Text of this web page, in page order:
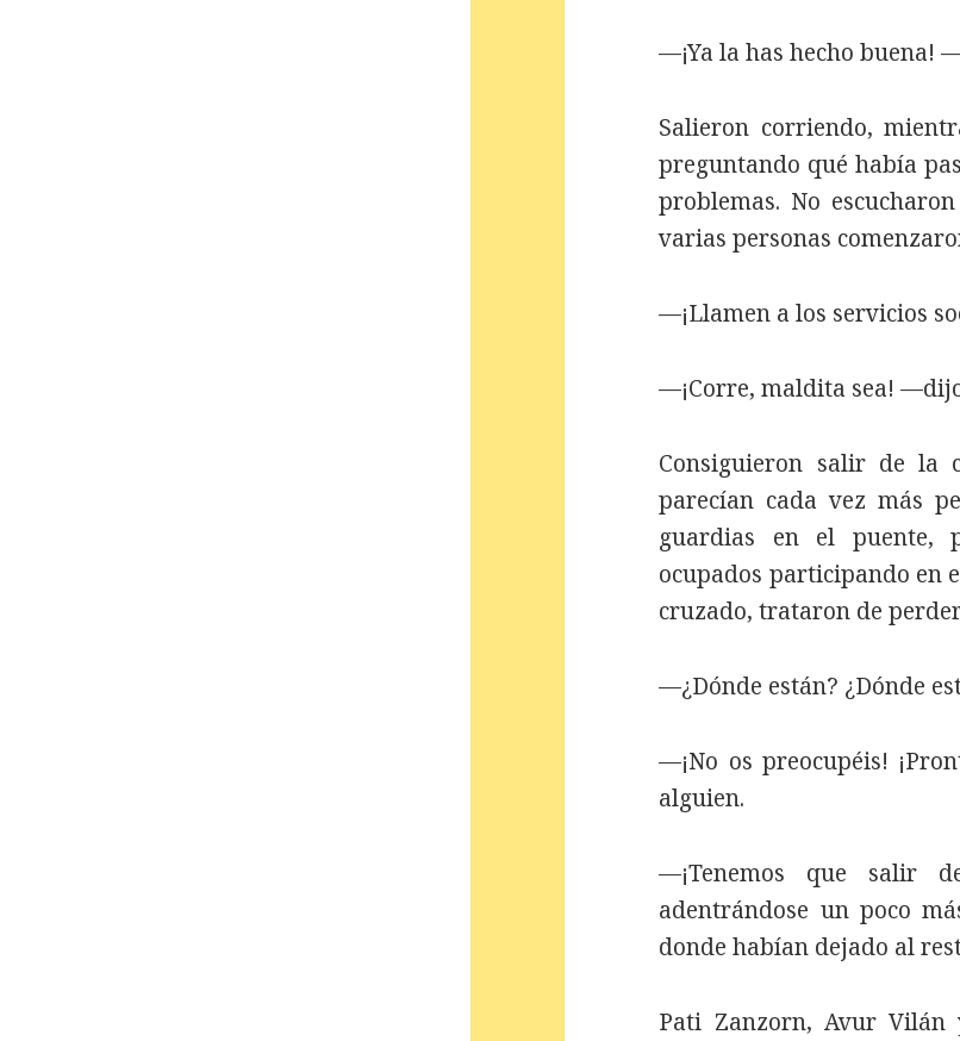
—¡Ya la has hecho buena!
Salieron corriendo,
preguntando qué había
problemas. No
varias personas
—¡Llamen a los servicios
—¡Corre, maldita sea!
Consiguieron salir de la
parecían cada vez más
guardias en el puente,
ocupados participando en
cruzado, trataron de
—¿Dónde están? ¿Dónde
—¡No os preocupéis!
alguien.
—¡Tenemos que salir
adentrándose un poco
donde habían dejado al
Pati Zanzorn, Avur Vilán